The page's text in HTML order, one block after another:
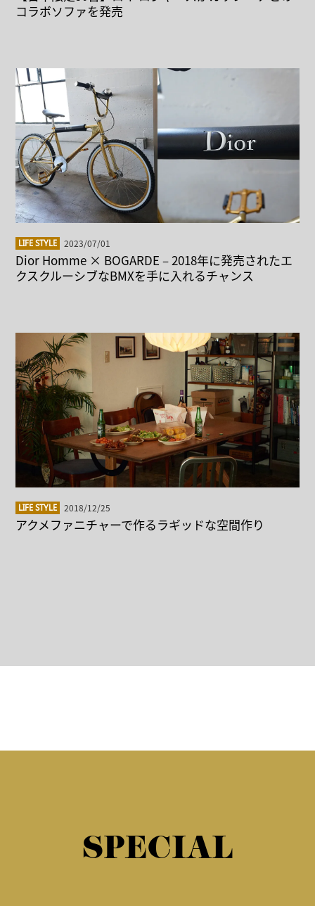
コラボソファを発売
LIFE STYLE 2023/07/01
Dior Homme × BOGARDE – 2018年に発売されたエ
クスクルーシブなBMXを手に入れるチャンス
LIFE STYLE 2018/12/25
アクメファニチャーで作るラギッドな空間作り
SPECIAL